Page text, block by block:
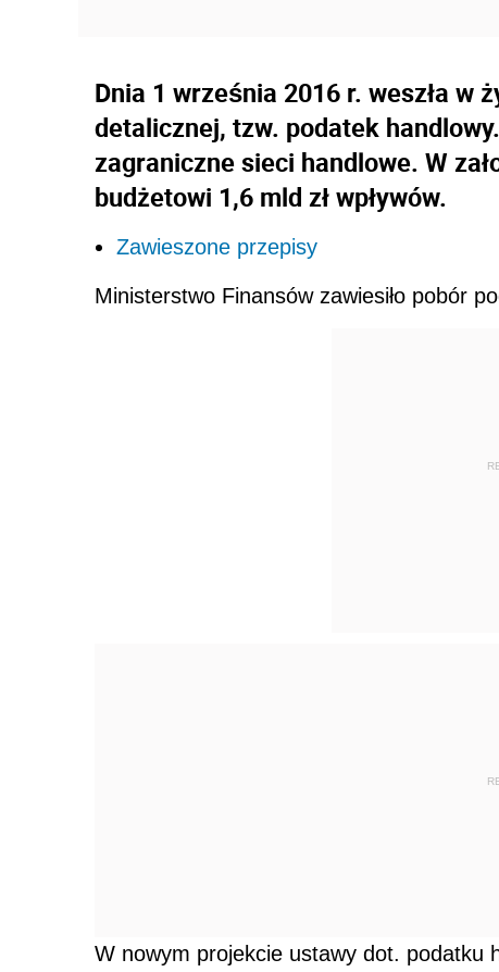
Dnia 1 września 2016 r. weszła w
detalicznej, tzw. podatek
zagraniczne sieci handlowe. W
budżetowi 1,6 mld zł wpływów.
Zawieszone przepisy
Ministerstwo Finansów zawiesiło pobór
W nowym projekcie ustawy dot. podatku